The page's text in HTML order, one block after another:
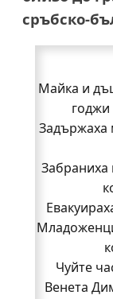
сръбско-
Майка и
годжи
Задържаха
Забраниха
Чуйте
Венета